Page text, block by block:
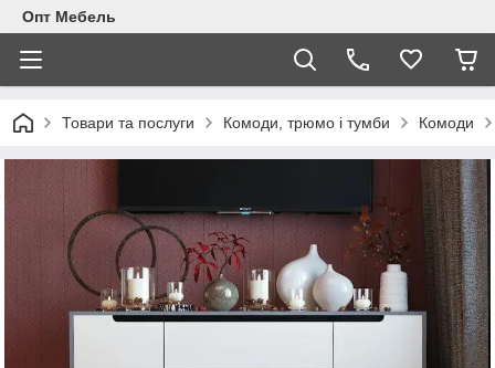
Опт Мебель
Товари та послуги Комоди, трюмо і тумби Комоди